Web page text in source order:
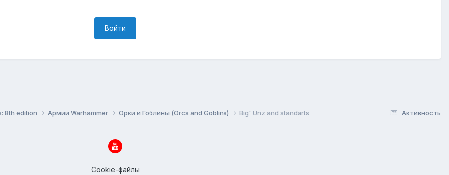
Войти
Активность
8th edition Армии Warhammer Орки и Гоблины (Orcs and Goblins) Big' Unz and standarts
Cookie-файлы